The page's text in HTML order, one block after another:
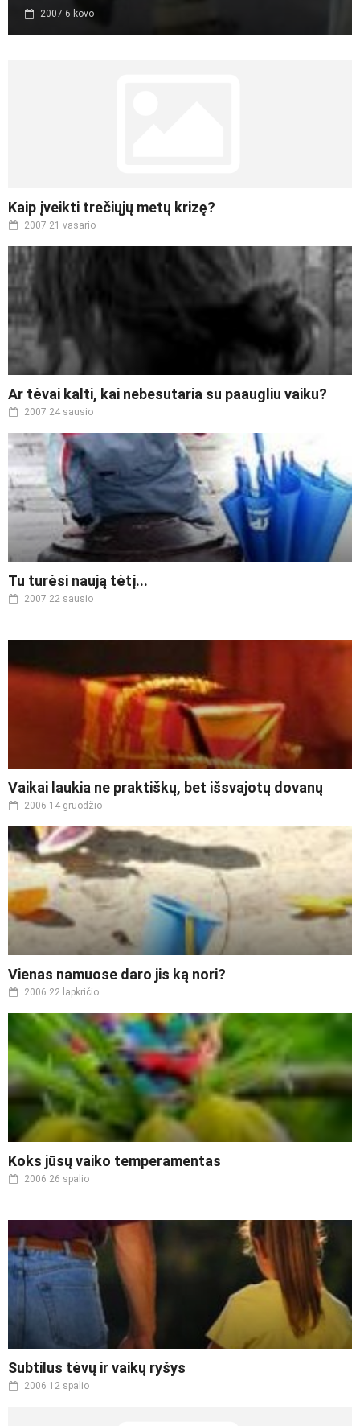
2007 6 kovo
Kaip įveikti trečiųjų metų krizę?
2007 21 vasario
Ar tėvai kalti, kai nebesutaria su paaugliu vaiku?
2007 24 sausio
Tu turėsi naują tėtį...
2007 22 sausio
Vaikai laukia ne praktiškų, bet išsvajotų dovanų
2006 14 gruodžio
Vienas namuose daro jis ką nori?
2006 22 lapkričio
Koks jūsų vaiko temperamentas
2006 26 spalio
Subtilus tėvų ir vaikų ryšys
2006 12 spalio